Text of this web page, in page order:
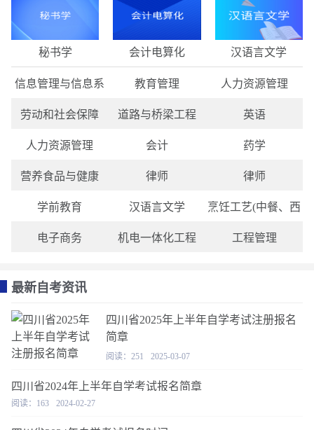
秘书学 会计电算化 汉语言文学
信息管理与信息系 教育管理 人力资源管理
劳动和社会保障 道路与桥梁工程 英语
人力资源管理 会计 药学
营养食品与健康 律师 律师
学前教育 汉语言文学 烹饪工艺(中餐、西
电子商务 机电一体化工程 工程管理
最新自考资讯
四川省2025年上半年自学考试注册报名
简章
阅读：251 2025-03-07
四川省2024年上半年自学考试报名简章
阅读：163 2024-02-27